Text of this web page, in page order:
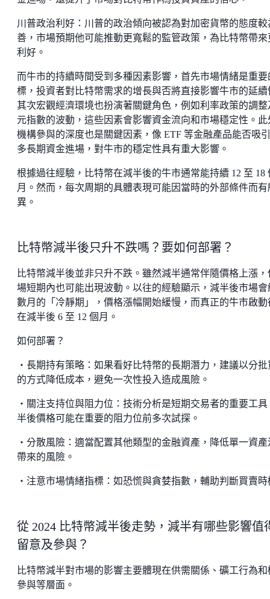
川普政治利好：川普的政治傾向被認為對加密貨幣的態度較
善，市場預期他可能推動更寬鬆的監管政策，為比特幣帶來
利好。
而牛市的持續時間受到多種因素影響，首先市場情緒是重要
標，投資者對比特幣需求的增長與否將直接影響牛市的延續
其次宏觀經濟環境也扮演著關鍵角色，例如利率政策的調整
元指數的波動，這些因素會影響資金流向和市場穩定性。此
機構參與的深度也是關鍵因素，像 ETF 等金融產品能否吸
多長期資金進場，對牛市的穩定性具有重大影響。
根據過往經驗，比特幣在減半後的牛市通常能持續 12 至 18
月。然而，每次周期的具體表現可能因當時的外部條件而有
異。
比特幣減半後只升不跌嗎？要如何部署？
比特幣減半後並非只升不跌。雖然減半通常伴隨價格上漲，
場短期內也可能出現波動。以往的經驗顯示，減半後市場會
數月的「冷靜期」，價格漲幅開始緩慢，而真正的牛市啟動
在減半後 6 至 12 個月。
如何部署？
・長期持有策略：如果看好比特幣的長期潛力，建議以分批
的方式降低成本，避免一次性投入造成風險。
・關注支持位與阻力位：技術分析是短期交易者的重要工具
半後價格可能在重要的阻力位前多次試探。
・分散風險：適當配置其他類型的金融資產，降低單一資產
帶來的風險。
・注意市場情緒指標：如恐慌與貪婪指數，輔助判斷買賣時
從 2024 比特幣減半後走勢，減半有哪些影響值
留意及參與？
比特幣減半對市場的影響主要體現在供需關係、礦工行為和
參與等層面。